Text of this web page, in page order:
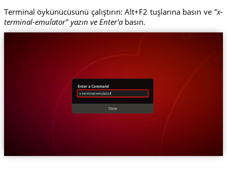
Terminal öykünücüsünü çalıştırın: Alt+F2 tuşlarına basın ve "x-
terminal-emulator" yazın ve Enter'abasın.